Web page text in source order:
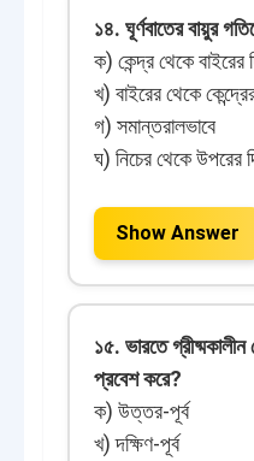
১৪. ঘূর্ণবাতের বায়ুর
ক) কেন্দ্র থেকে বাইরের
খ) বাইরের থেকে
গ) সমান্তরালভাবে
ঘ) নিচের থেকে উপরের
Show Answer
১৫. ভারতে
প্রবেশ করে?
ক) উত্তর-পূর্ব
খ) দক্ষিণ-পূর্ব